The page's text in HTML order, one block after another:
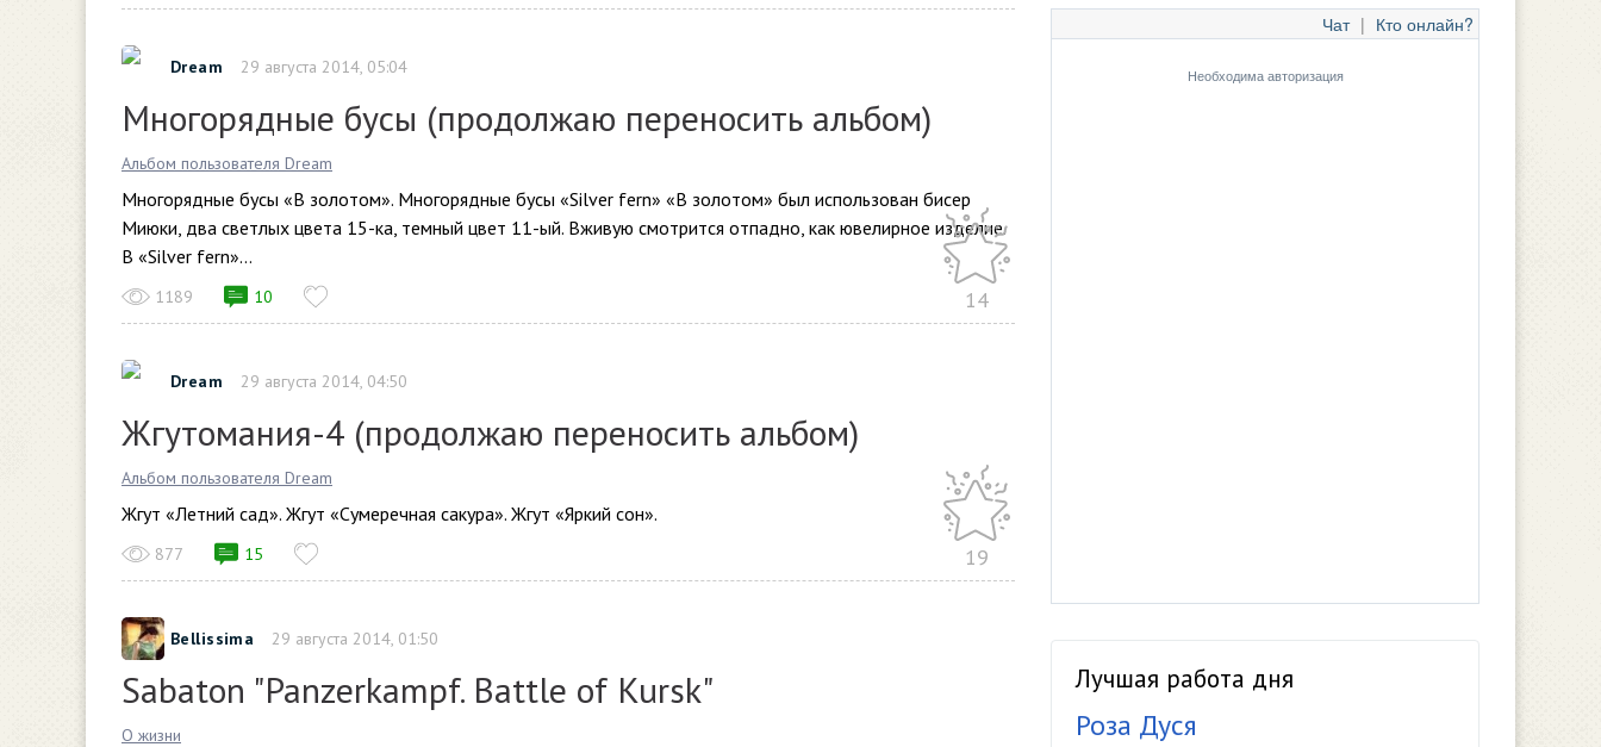
Dream 29 августа 2014, 05:04
Многорядные бусы (продолжаю переносить альбом)
Альбом пользователя Dream
Многорядные бусы «В золотом». Многорядные бусы «Silver fern» «В золотом» был использован бисер
Миюки, два светлых цвета 15-ка, темный цвет 11-ый. Вживую смотрится отпадно, как ювелирное изделие.
В «Silver fern»...
14
1189 10
Dream 29 августа 2014, 04:50
Жгутомания-4 (продолжаю переносить альбом)
Альбом пользователя Dream
Жгут «Летний сад». Жгут «Сумеречная сакура». Жгут «Яркий сон».
19
877 15
Bellissima 29 августа 2014, 01:50
Sabaton "Panzerkampf. Battle of Kursk"
О жизни
Лучшая работа дня
Роза Дуся